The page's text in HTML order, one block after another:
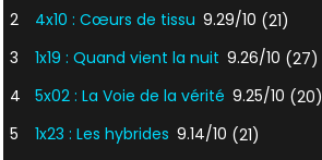
2
4x10 : Cœurs de tissu 9.29/10 (21)
3
1x19 : Quand vient la nuit 9.26/10 (27)
4
5x02 : La Voie de la vérité 9.25/10 (20)
5
1x23 : Les hybrides 9.14/10 (21)